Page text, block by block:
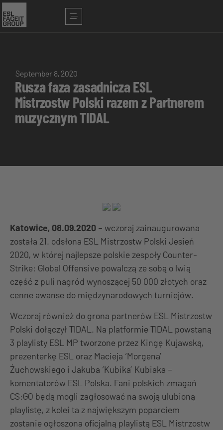
September 8, 2020
Rusza faza zasadnicza ESL
Mistrzostw Polski razem z Partnerem
muzycznym TIDAL
Katowice, 08.09.2020 – wczoraj zainaugurowana
została 21. odsłona ESL Mistrzostw Polski Jesień
2020, w której najlepsze polskie zespoły Counter-
Strike: Global Offensive powalczą ze sobą o lwią
część z puli nagród wynoszącej 50 000 złotych oraz
cenne awanse do międzynarodowych turniejów.
Wczoraj również do grona partnerów ESL Mistrzostw
Polski dołączył TIDAL. Na platformie TIDAL powstaną
3 playlisty ESL MP tworzone przez Kingę Kujawską,
prezenterkę ESL oraz Macieja ‘Morgena’
Żuchowskiego i Jakuba ‘Kubika’ Kubiaka –
komentatorów ESL Polska. Fani polskich zmagań
CS:GO będą mogli zagłosować na swoją ulubioną
playlistę, z kolei ta z największym poparciem
zostanie ogłoszona oficjalną playlistą ESL Mistrzostw